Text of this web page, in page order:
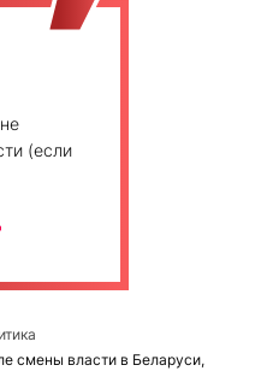
(если
смены власти в Беларуси,